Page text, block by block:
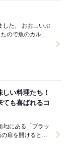
…いぶ
い料理たち！
も喜ばれるコ
地にある「ブラッ